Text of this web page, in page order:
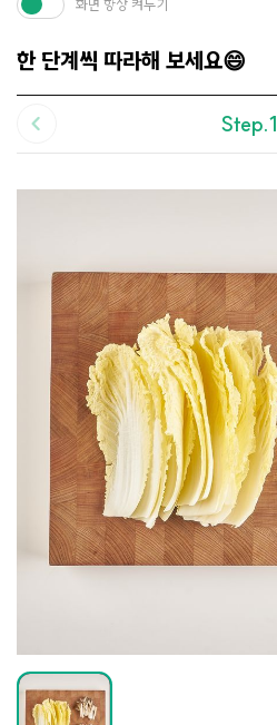
한 단계씩 따라해 보세요😄
화면 항상 켜두기
Step.1